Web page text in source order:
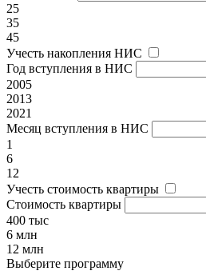
25
35
45
Учесть накопления НИС
Год вступления в НИС
2005
2013
2021
Месяц вступления в НИС
1
6
12
Учесть стоимость квартиры
Стоимость квартиры
400 тыс
6 млн
12 млн
Выберите программу